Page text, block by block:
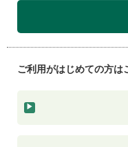
ご利用がはじめての方は